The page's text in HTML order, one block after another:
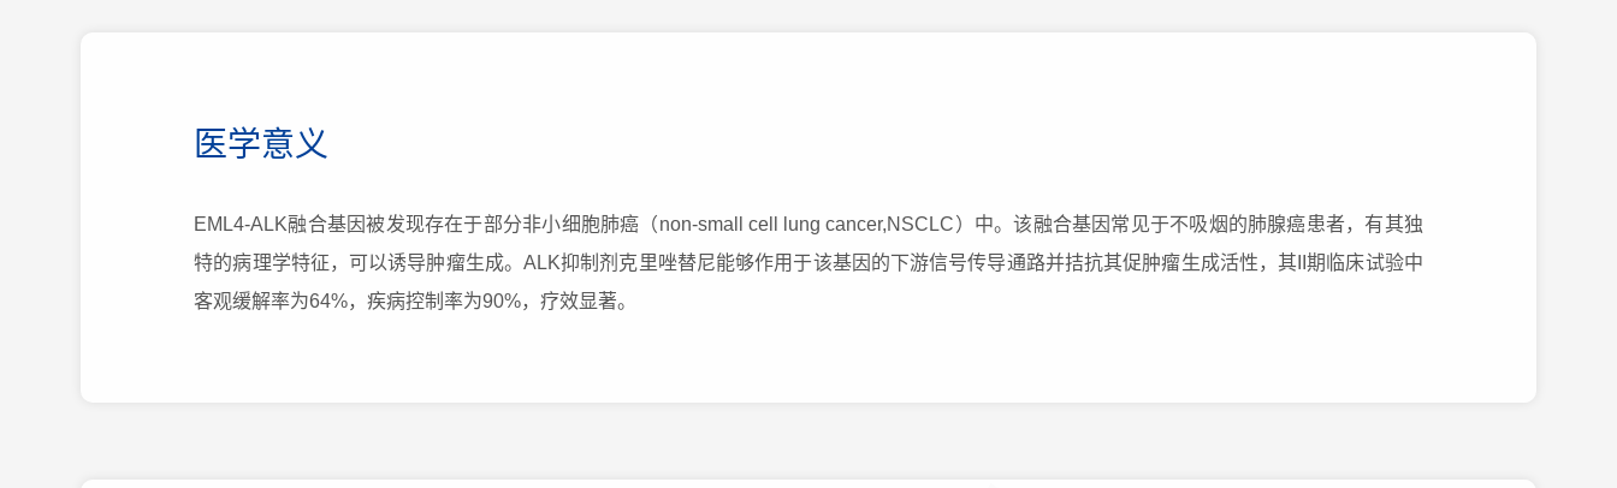
医学意义
EML4-ALK融合基因被发现存在于部分非小细胞肺癌（non-small cell lung cancer,NSCLC）中。该融合基因常见于不吸烟的肺腺癌患者，有其独
特的病理学特征，可以诱导肿瘤生成。ALK抑制剂克里唑替尼能够作用于该基因的下游信号传导通路并拮抗其促肿瘤生成活性，其II期临床试验中
客观缓解率为64%，疾病控制率为90%，疗效显著。